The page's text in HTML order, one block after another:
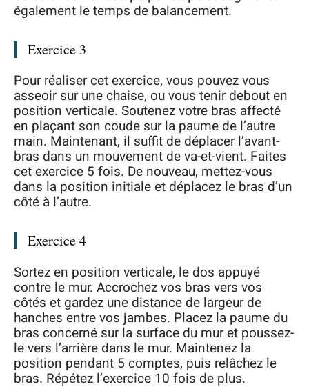
également le temps de balancement.
Exercice 3
Pour réaliser cet exercice, vous pouvez vous
asseoir sur une chaise, ou vous tenir debout en
position verticale. Soutenez votre bras affecté
en plaçant son coude sur la paume de l’autre
main. Maintenant, il suffit de déplacer l’avant-
bras dans un mouvement de va-et-vient. Faites
cet exercice 5 fois. De nouveau, mettez-vous
dans la position initiale et déplacez le bras d’un
côté à l’autre.
Exercice 4
Sortez en position verticale, le dos appuyé
contre le mur. Accrochez vos bras vers vos
côtés et gardez une distance de largeur de
hanches entre vos jambes. Placez la paume du
bras concerné sur la surface du mur et poussez-
le vers l’arrière dans le mur. Maintenez la
position pendant 5 comptes, puis relâchez le
bras. Répétez l’exercice 10 fois de plus.